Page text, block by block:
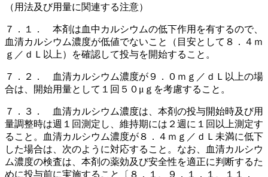
（用法及び用量に関連する注意）
７．１． 本剤は血中カルシウムの低下作用を有するので、
血清カルシウム濃度が低値でないこと（目安として８．４ｍ
ｇ／ｄＬ以上）を確認して投与を開始すること。
７．２． 血清カルシウム濃度が９．０ｍｇ／ｄＬ以上の場
合は、開始用量として１回５０μｇを考慮すること。
７．３． 血清カルシウム濃度は、本剤の投与開始時及び用
量調整時は週１回測定し、維持期には２週に１回以上測定す
ること。血清カルシウム濃度が８．４ｍｇ／ｄＬ未満に低下
した場合は、次のように対応すること。なお、血清カルシウ
ム濃度の検査は、本剤の薬効及び安全性を適正に判断するた
めに投与前に実施すること〔８．１、９．１．１、１１．